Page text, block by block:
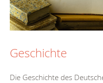
Geschichte
Die Geschichte des